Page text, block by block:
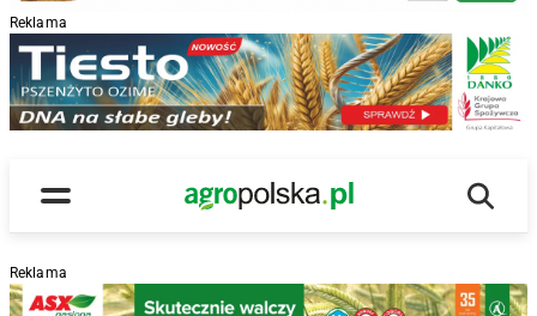
Reklama
Menu
Main Logo
Reklama